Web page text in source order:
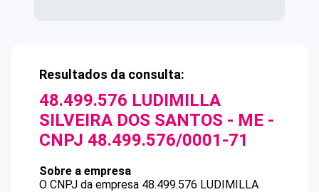
Resultados da consulta:
48.499.576 LUDIMILLA
SILVEIRA DOS SANTOS - ME -
CNPJ 48.499.576/0001-71
Sobre a empresa
O CNPJ da empresa 48.499.576 LUDIMILLA